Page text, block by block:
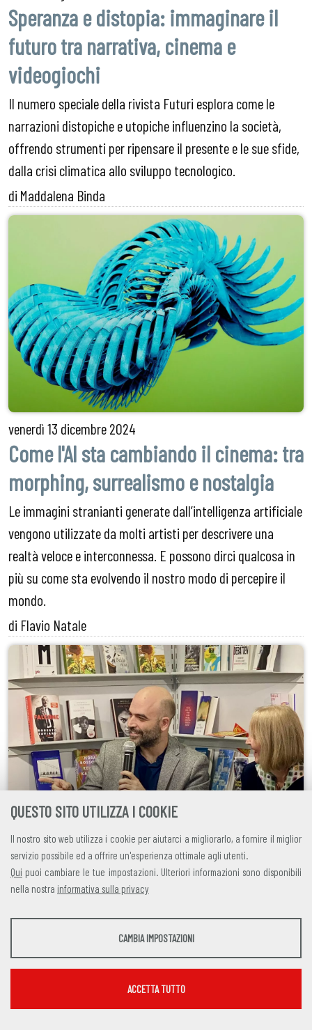
QUESTO SITO UTILIZZA I COOKIE
Il nostro sito web utilizza i cookie per aiutarci a migliorarlo, a fornire il miglior
servizio possibile ed a offrire un'esperienza ottimale agli utenti.
Qui puoi cambiare le tue impostazioni. Ulteriori informazioni sono disponibili
nella nostra informativa sulla privacy
STATISTICHE
Google Analytics
CAMBIA IMPOSTAZIONI
ACCETTA TUTTO
Speranza e distopia: immaginare il
futuro tra narrativa, cinema e
videogiochi
Il numero speciale della rivista Futuri esplora come le
narrazioni distopiche e utopiche influenzino la società,
offrendo strumenti per ripensare il presente e le sue sfide,
dalla crisi climatica allo sviluppo tecnologico.
di Maddalena Binda
venerdì13 dicembre 2024
Come l'AI sta cambiando il cinema: tra
morphing, surrealismo e nostalgia
Le immagini stranianti generate dall’intelligenza artificiale
vengono utilizzate da molti artisti per descrivere una
realtà veloce e interconnessa. E possono dirci qualcosa in
più su come sta evolvendo il nostro modo di percepire il
mondo.
di Flavio Natale
venerdì25 ottobre 2024
Oltre la Buchmesse: leggere e scrivere
per aprirci a diverse visioni del
La Fiera del Libro di Francoforte è uno dei palcoscenici più
importanti al mondo per discutere di sviluppi socio-politici
internazionali. Qui le persone si riuniscono per scambiare